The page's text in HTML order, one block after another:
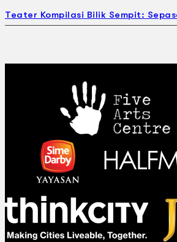
Teater Kompilasi Bilik Sempit: